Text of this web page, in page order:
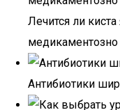
Лечится ли
медикаментозно
Антибиотики